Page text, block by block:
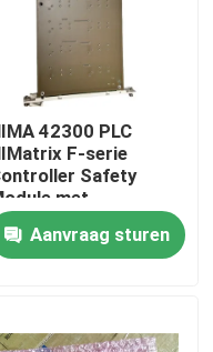
42300 PLC
F-serie
Safety
met
Kat.4
8 kanalen
en HART
Aanvraag sturen